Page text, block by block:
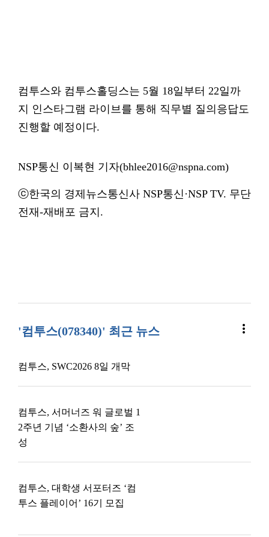
컴투스와 컴투스홀딩스는 5월 18일부터 22일까
지 인스타그램 라이브를 통해 직무별 질의응답도
진행할 예정이다.
NSP통신 이복현 기자(bhlee2016@nspna.com)
ⓒ한국의 경제뉴스통신사 NSP통신·NSP TV. 무단
전재-재배포 금지.
'컴투스(078340)' 최근 뉴스 more_vert
컴투스, SWC2026 8일 개막
컴투스, 서머너즈 워 글로벌 1
2주년 기념 ‘소환사의 숲’ 조
성
컴투스, 대학생 서포터즈 ‘컴
투스 플레이어’ 16기 모집